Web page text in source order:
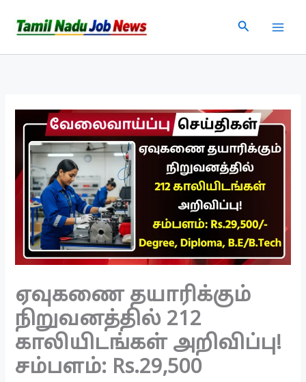
Search
ஏவுகணை தயாரிக்கும்
நிறுவனத்தில் 212
காலியிடங்கள் அறிவிப்பு!
சம்பளம்: Rs.29,500